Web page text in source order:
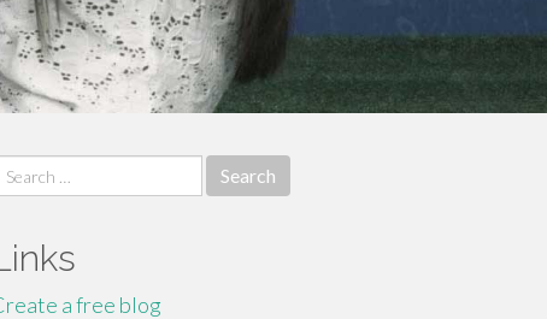
Search
a free blog